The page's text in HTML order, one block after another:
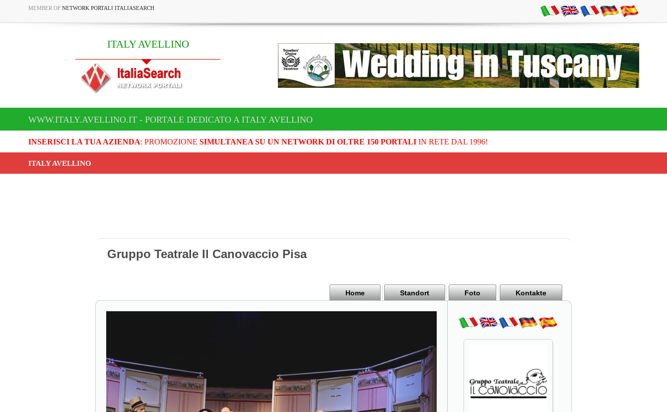
MEMBER OF NETWORK PORTALI ITALIASEARCH
ITALY AVELLINO
WWW.ITALY.AVELLINO.IT - PORTALE DEDICATO A ITALY AVELLINO
INSERISCI LA TUA AZIENDA: PROMOZIONE SIMULTANEA SU UN NETWORK DI OLTRE 150 PORTALIIN RETE DAL 1996!
ITALY AVELLINO
Gruppo Teatrale Il Canovaccio Pisa
Home Standort Foto Kontakte